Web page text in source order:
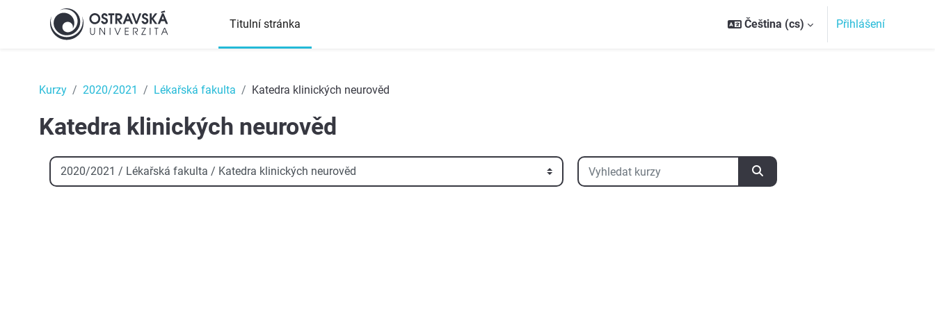
Přejít k hlavnímu obsahu
Titulní stránka
Čeština ‎(cs)‎ Přihlášení
Kurzy 2020/2021 Lékařská fakulta Katedra klinických neurověd
Katedra klinických neurověd
Kategorie kurzů Vyhledat kurzy
Vyhledat kurzy